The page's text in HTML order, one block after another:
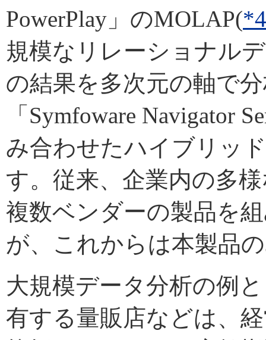
PowerPlay」のMOLAP(*4
規模なリレーショナル
の結果を多次元の軸で
「Symfoware Navigator
み合わせたハイブリッ
す。従来、企業内の多
複数ベンダーの製品を
が、これからは本製品
大規模データ分析の例
有する量販店などは、